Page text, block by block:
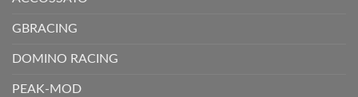
GBRACING
DOMINO RACING
PEAK-MOD